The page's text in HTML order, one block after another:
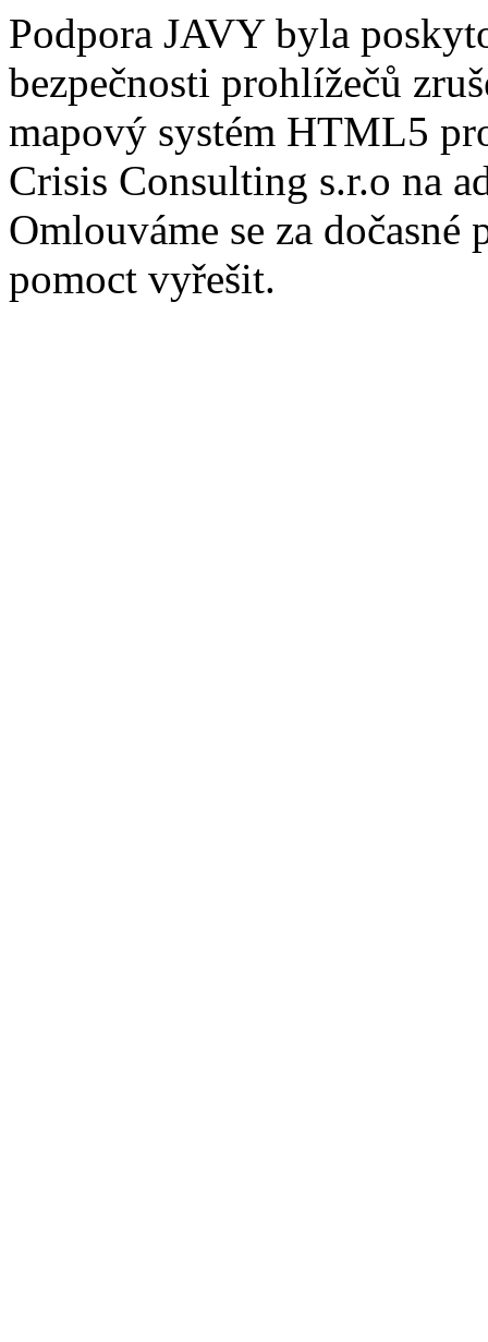
Podpora JAVY byla
bezpečnosti prohlížečů
mapový systém HTML5
Crisis Consulting s.r.o na
Omlouváme se za
pomoct vyřešit.